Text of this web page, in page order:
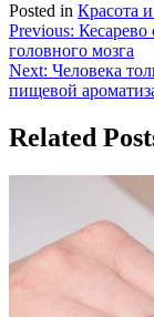
Posted in Красота
Навигация
по
записям
Previous: Кесарево
головного мозга
Next: Человека
пищевой
Related